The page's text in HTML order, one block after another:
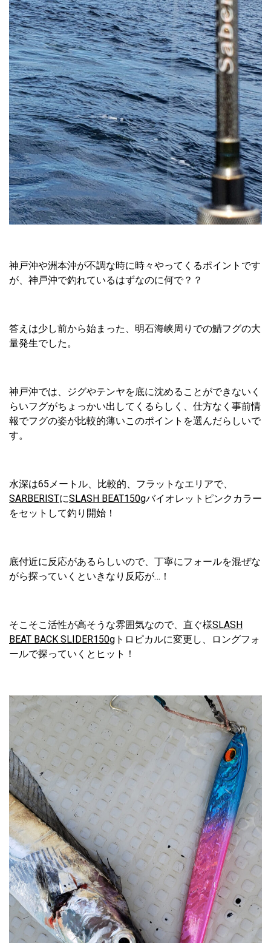
神戸沖や洲本沖が不調な時に時々やってくるポイントです
が、神戸沖で釣れているはずなのに何で？？
答えは少し前から始まった、明石海峡周りでの鯖フグの大
量発生でした。
神戸沖では、ジグやテンヤを底に沈めることができないく
らいフグがちょっかい出してくるらしく、仕方なく事前情
報でフグの姿が比較的薄いこのポイントを選んだらしいで
す。
水深は65メートル、比較的、フラットなエリアで、
SARBERISTにSLASH BEAT150gバイオレットピンクカラー
をセットして釣り開始！
底付近に反応があるらしいので、丁寧にフォールを混ぜな
がら探っていくといきなり反応が…！
そこそこ活性が高そうな雰囲気なので、直ぐ様SLASH
BEAT BACK SLIDER150g トロピカルに変更し、ロングフォ
ールで探っていくとヒット！